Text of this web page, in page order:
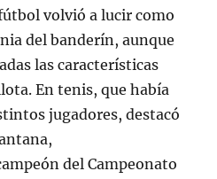
volvió a lucir como
del banderín, aunque
las características
En tenis, que había
jugadores, destacó
del Campeonato